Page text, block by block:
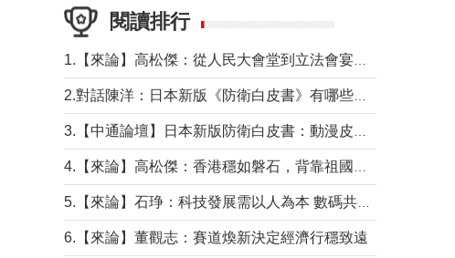
閱讀排行
6.【來論】董觀志：賽道煥新決定經濟行穩致遠